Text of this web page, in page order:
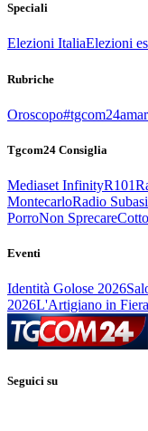
Speciali
Elezioni ItaliaElezioni
Rubriche
Oroscopo
Tgcom24 Consiglia
Mediaset InfinityR101
MontecarloRadio
PorroNon Sprecare
Eventi
Identità Golose 2026
2026L'Artigiano in
Seguici su